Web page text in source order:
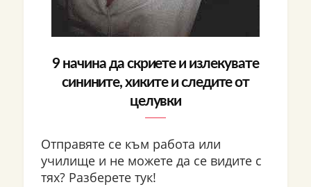
9 начина да скриете и излекувате
синините, хиките и следите от
целувки
Отправяте се към работа или
училище и не можете да се видите с
тях? Разберете тук!